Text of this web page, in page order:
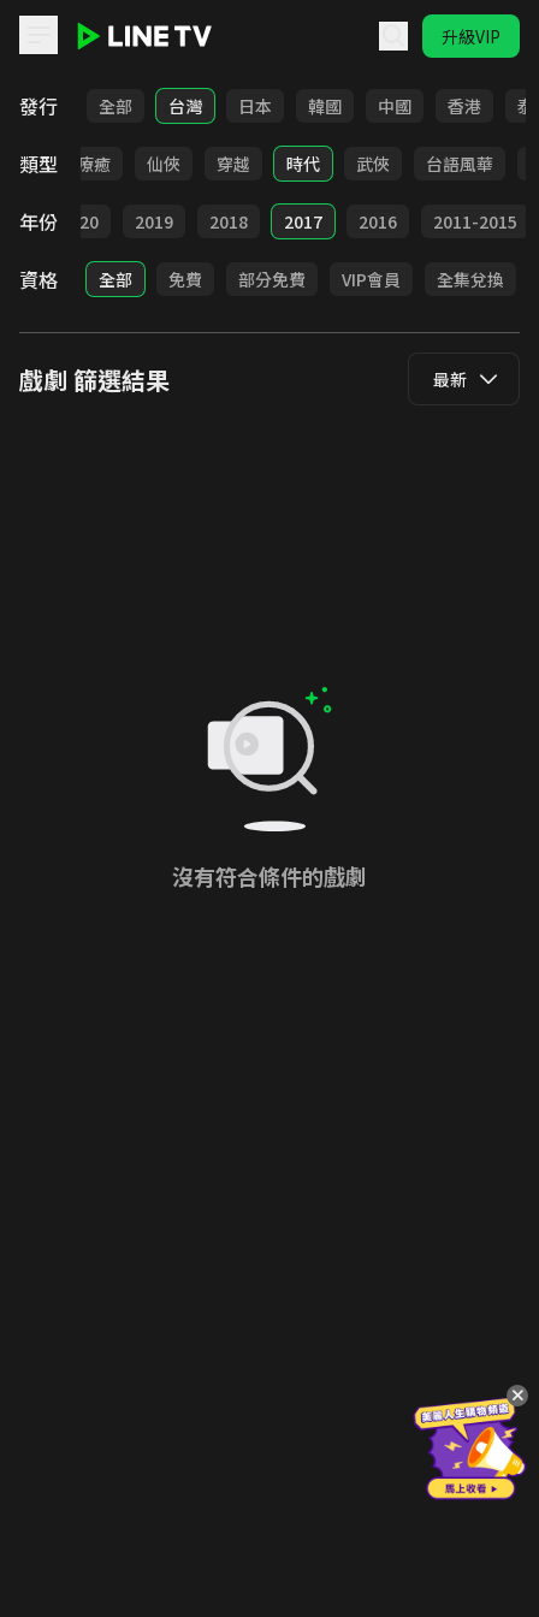
升級VIP
發行 全部 台灣 日本 韓國 中國 香港 泰
類型
驚悚 療癒 仙俠 穿越 時代 武俠 台語風華
年份 2020 2019 2018 2017 2016 2011-2015
資格 全部 免費 部分免費 VIP會員 全集兌換
戲劇 篩選結果 最新
沒有符合條件的戲劇